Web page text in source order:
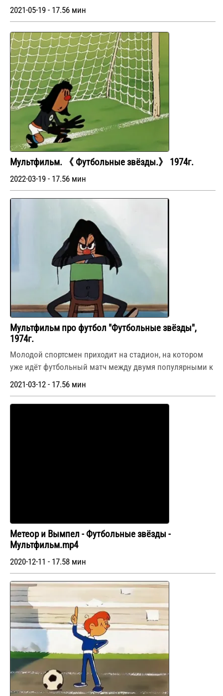
2021-05-19 - 17.56 мин
Мультфильм. 《 Футбольные звёзды.》 1974г.
2022-03-19 - 17.56 мин
Мультфильм про футбол "Футбольные звёзды",
1974г.
Молодой спортсмен приходит на стадион, на котором
уже идёт футбольный матч между двумя популярными к
2021-03-12 - 17.56 мин
Метеор и Вымпел - Футбольные звёзды -
Мультфильм.mp4
2020-12-11 - 17.58 мин